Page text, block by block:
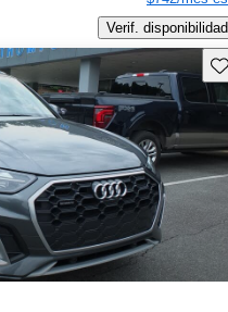
Verif. disponibilidad